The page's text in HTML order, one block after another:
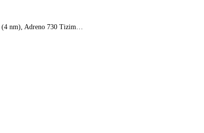
(4 nm), Adreno 730 Tizim…